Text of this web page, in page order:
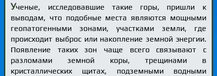
Ученые, исследовавшие такие горы, пришли к
выводам, что подобные места являются мощными
геопатогенными зонами, участками земли, где
происходит выброс или накопление земной энергии.
Появление таких зон чаще всего связывают с
разломами земной коры, трещинами в
кристаллических щитах, подземными водными